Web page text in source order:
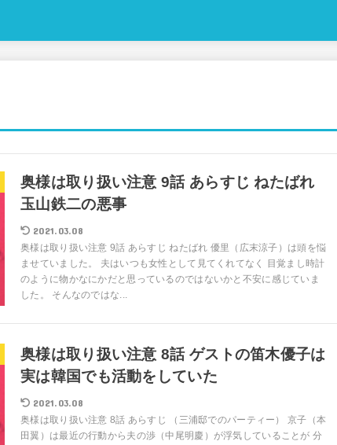
奥様は取り扱い注意 9話 あらすじ ねたばれ
玉山鉄二の悪事
2021.03.08
奥様は取り扱い注意 9話 あらすじ ねたばれ 優里（広末涼子）は頭を悩
ませていました。 夫はいつも女性として見てくれてなく 目覚まし時計
のように物かなにかだと思っているのではないかと不安に感じていま
した。 そんなのではな...
奥様は取り扱い注意 8話 ゲストの笛木優子は
実は韓国でも活動をしていた
2021.03.08
奥様は取り扱い注意 8話 あらすじ （三浦邸でのパーティー） 京子（本
田翼）は最近の行動から夫の渉（中尾明慶）が浮気していることが 分